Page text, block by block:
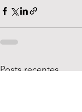
Posts recentes